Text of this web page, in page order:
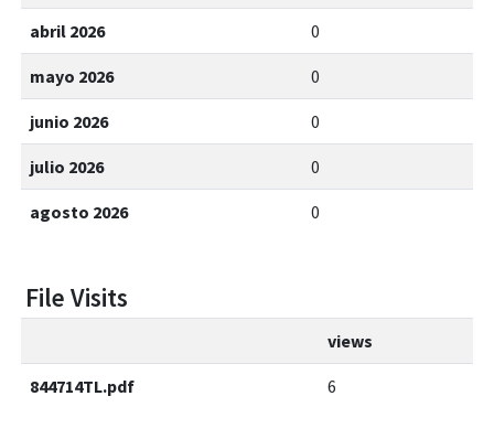
abril 2026 0
mayo 2026 0
junio 2026 0
julio 2026 0
agosto 2026 0
File Visits
views
844714TL.pdf 6